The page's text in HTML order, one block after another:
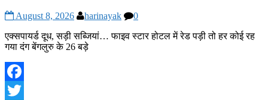
August 8, 2026 harinayak
0
एक्सपायर्ड दूध, सड़ी सब्जियां… फाइव स्टार होटल में रेड पड़ी तो हर कोई रह
गया दंग बेंगलुरु के 26 बड़े
Facebook